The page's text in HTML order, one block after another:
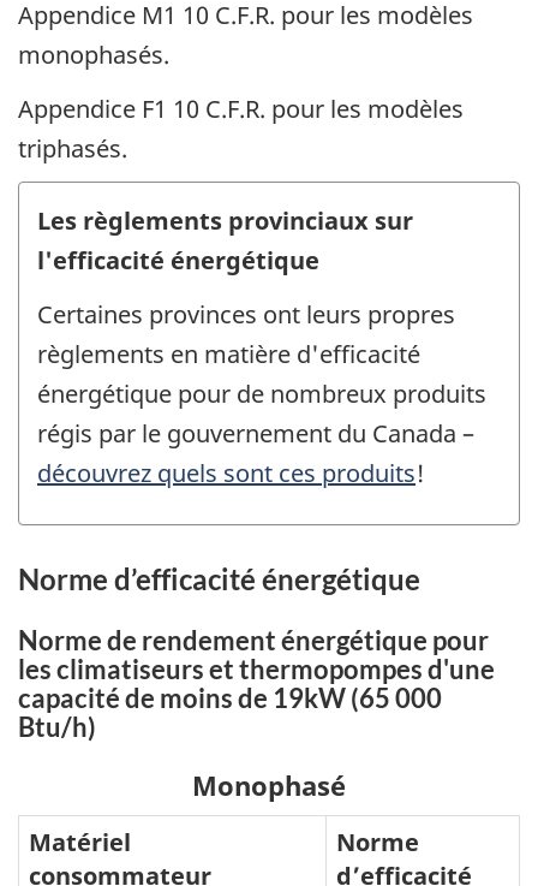
Appendice M1 10 C.F.R. pour les modèles
monophasés.
Appendice F1 10 C.F.R. pour les modèles
triphasés.
Les règlements provinciaux sur
l'efficacité énergétique
Certaines provinces ont leurs propres
règlements en matière d'efficacité
énergétique pour de nombreux produits
régis par le gouvernement du Canada –
découvrez quels sont ces produits!
Norme d’efficacité énergétique
Norme de rendement énergétique pour
les climatiseurs et thermopompes d'une
capacité de moins de 19kW (65 000
Btu/h)
Monophasé
Matériel
consommateur
Norme
d’efficacité